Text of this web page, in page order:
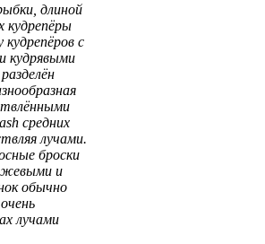
длиной
кудрепёры
кудрепёров с
и кудрявыми
средних
лучами.
броски
и
обычно
лучами